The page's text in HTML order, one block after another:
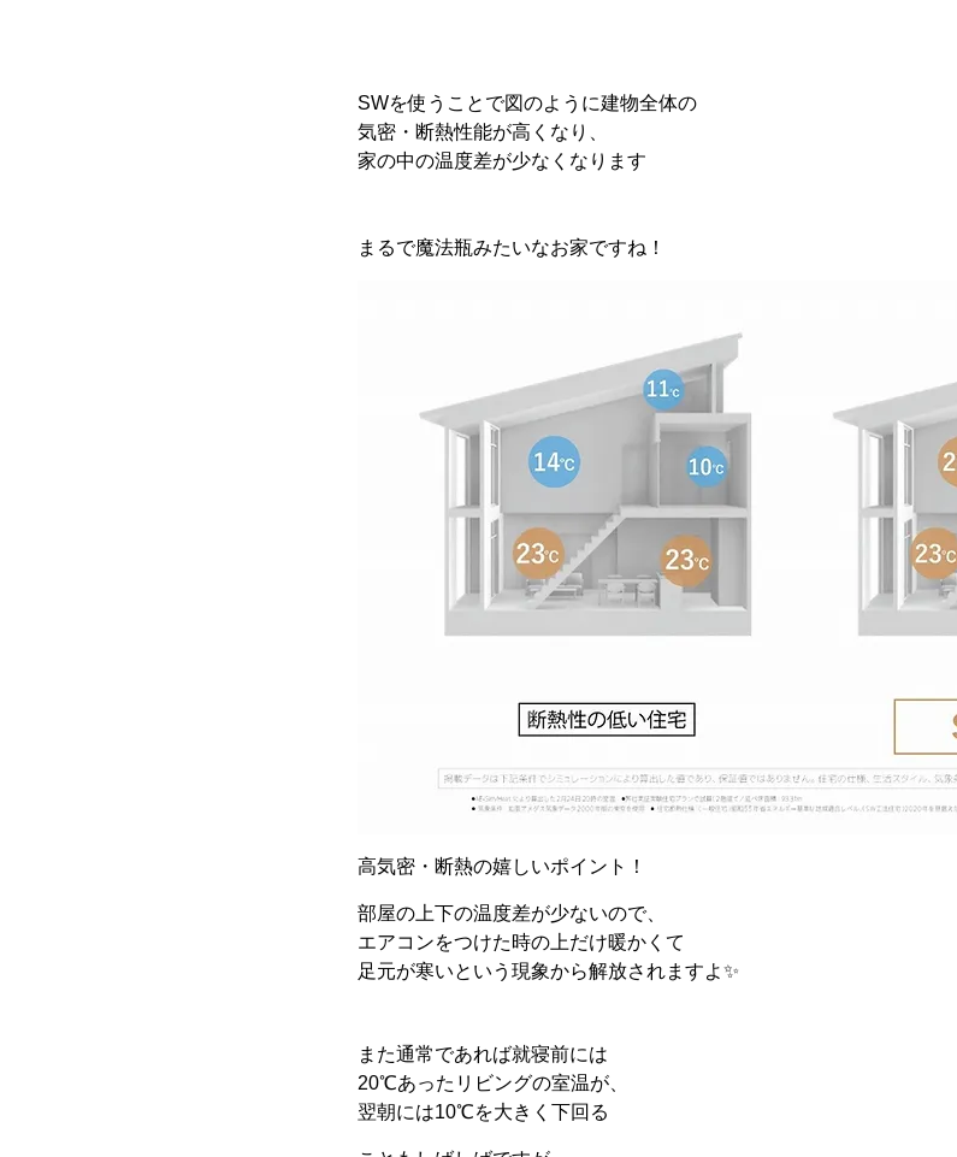
SWを使うことで図のように建物全体の
気密・断熱性能が高くなり、
家の中の温度差が少なくなります
まるで魔法瓶みたいなお家ですね！
高気密・断熱の嬉しいポイント！
部屋の上下の温度差が少ないので、
エアコンをつけた時の上だけ暖かくて
足元が寒いという現象から解放されますよ✨
また通常であれば就寝前には
20℃あったリビングの室温が、
翌朝には10℃を大きく下回る